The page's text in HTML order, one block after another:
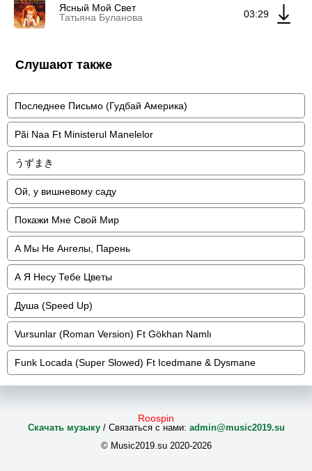
Ясный Мой Свет
Татьяна Буланова
03:29
Слушают также
Последнее Письмо (Гудбай Америка)
Păi Naa Ft Ministerul Manelelor
うずまき
Ой, у вишневому саду
Покажи Мне Свой Мир
А Мы Не Ангелы, Парень
А Я Несу Тебе Цветы
Душа (Speed Up)
Vursunlar (Roman Version) Ft Gökhan Namlı
Funk Locada (Super Slowed) Ft Icedmane & Dysmane
Roospin
Скачать музыку/ Связаться с нами: admin@music2019.su
© Music2019.su 2020-2026